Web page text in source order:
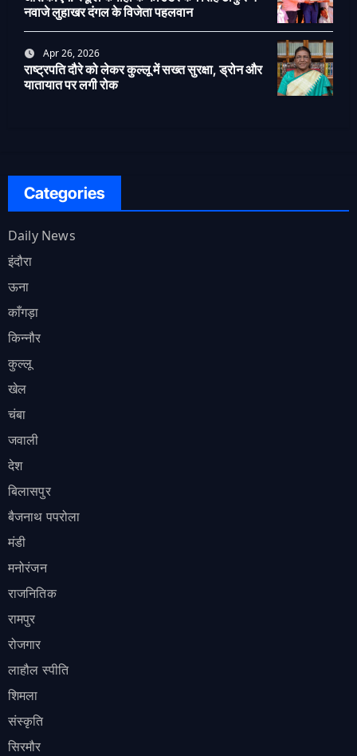
नवाजे लुहाखर दंगल के विजेता पहलवान
Apr 26, 2026
राष्ट्रपति दौरे को लेकर कुल्लू में सख्त सुरक्षा, ड्रोन और
यातायात पर लगी रोक
Categories
Daily News
इंदौरा
ऊना
काँगड़ा
किन्नौर
कुल्लू
खेल
चंबा
जवाली
देश
बिलासपुर
बैजनाथ पपरोला
मंडी
मनोरंजन
राजनितिक
रामपुर
रोजगार
लाहौल स्पीति
शिमला
संस्कृति
सिरमौर